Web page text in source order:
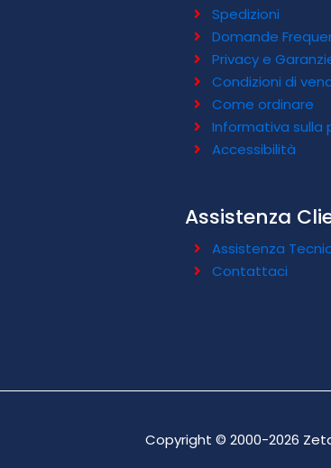
Spedizioni
Domande
Privacy e
Condizioni di
Come ordinare
Informativa sulla
Accessibilità
Assistenza
Assistenza
Contattaci
Copyright © 2000-2026